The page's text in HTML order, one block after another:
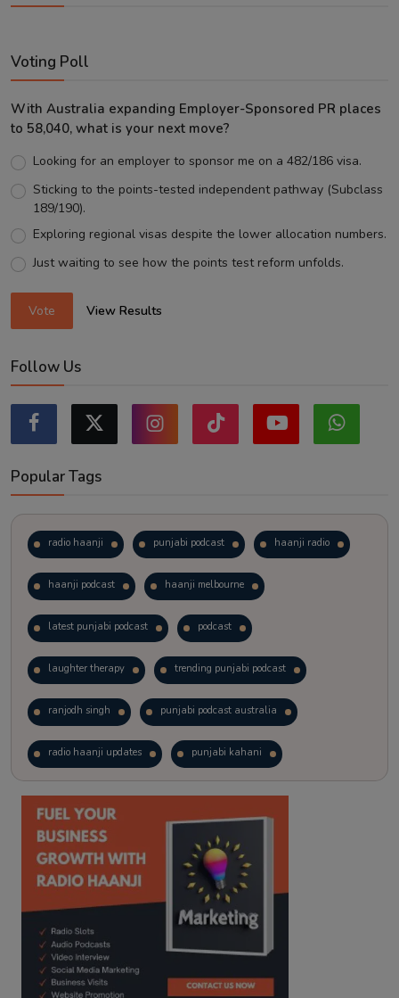
Voting Poll
With Australia expanding Employer-Sponsored PR places
to 58,040, what is your next move?
Looking for an employer to sponsor me on a 482/186 visa.
Sticking to the points-tested independent pathway (Subclass
189/190).
Exploring regional visas despite the lower allocation numbers.
Just waiting to see how the points test reform unfolds.
Vote View Results
Follow Us
Popular Tags
radio haanji punjabi podcast haanji radio
haanji podcast haanji melbourne
latest punjabi podcast podcast
laughter therapy trending punjabi podcast
ranjodh singh punjabi podcast australia
radio haanji updates punjabi kahani
kitaab kahani punjabi story